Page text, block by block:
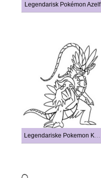
Legendarisk Pokémon Azelf